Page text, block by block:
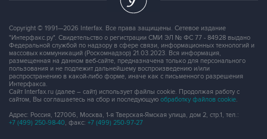
Copyright © 1991—2026 Interfax. Все права защищены. Сетевое издание
"Интерфакс.ру". Свидетельство о регистрации СМИ ЭЛ № ФС 77 - 84928 выдано
Федеральной службой по надзору в сфере связи, информационных технологий и
массовых коммуникаций (Роскомнадзор) 21.03.2023. Вся информация,
размещенная на данном веб-сайте, предназначена только для персонального
пользования и не подлежит дальнейшему воспроизведению и/или
распространению в какой-либо форме, иначе как с письменного разрешения
Интерфакса.
Сайт Interfax.ru (далее – сайт) использует файлы cookie. Продолжая работу с
сайтом, Вы соглашаетесь на сбор и последующую обработку файлов cookie.
Адрес: Россия, 127006, Москва, 1-я Тверская-Ямская улица, дом 2, стр.1, тел.:
+7 (499) 250-98-40, факс: +7 (499) 250-97-27